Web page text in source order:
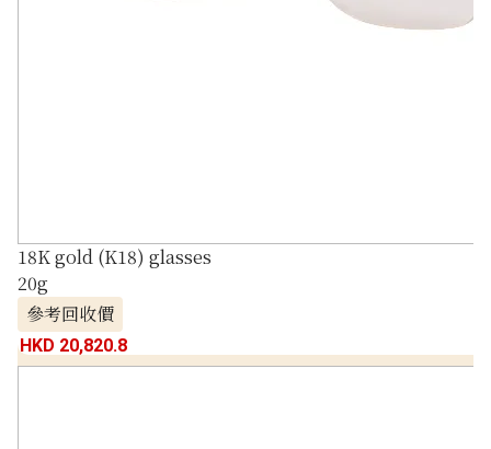
18K gold (K18) glasses
20g
參考回收價
HKD 20,820.8